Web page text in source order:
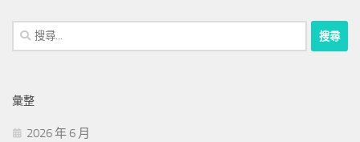
搜
尋
字:
彙整
2026 年 6 月